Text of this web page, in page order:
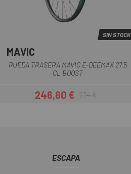
SIN STOCK
MAVIC
RUEDA TRASERA MAVIC E-DEEMAX 27.5
CL BOOST
Precio
246,60 €Precio regular
274 €
ESCAPA